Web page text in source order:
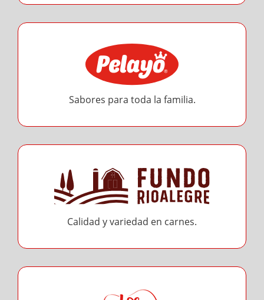
Sabores para toda la familia.
Calidad y variedad en carnes.